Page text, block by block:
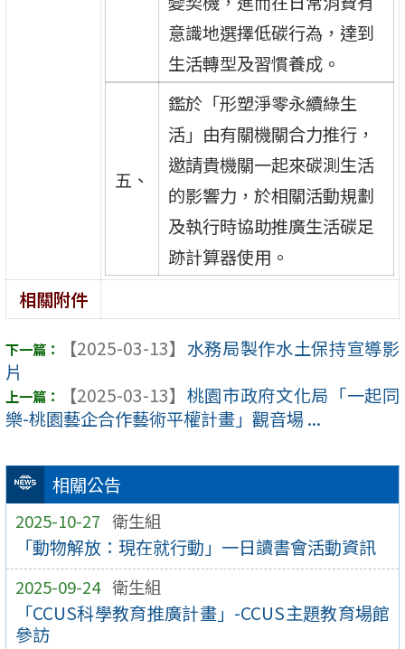
相關公告
2025-10-27 衛生組
「動物解放：現在就行動」一日讀書會活動資訊
2025-09-24 衛生組
「CCUS科學教育推廣計畫」-CCUS主題教育場館
參訪
意識地選擇低碳行為，達到
生活轉型及習慣養成。
五、
鑑於「形塑淨零永續綠生
活」由有關機關合力推行，
邀請貴機關一起來碳測生活
的影響力，於相關活動規劃
及執行時協助推廣生活碳足
跡計算器使用。
相關附件
【2025-03-13】 水務局製作水土保持宣導影
片
【2025-03-13】 桃園市政府文化局「一起同
樂-桃園藝企合作藝術平權計畫」觀音場 ...